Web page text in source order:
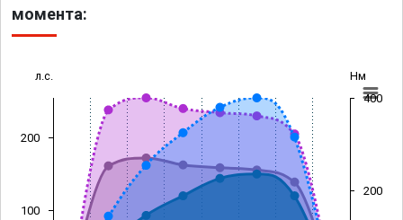
момента:
л.с. Нм
100
200
200
400